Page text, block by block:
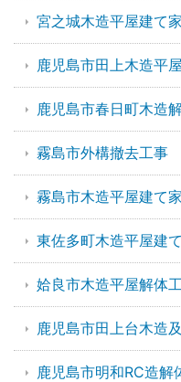
宮之城木造平屋建て
鹿児島市田上木造平
鹿児島市春日町木造
霧島市外構撤去工事
霧島市木造平屋建て
東佐多町木造平屋建
姶良市木造平屋解体
鹿児島市田上台木造
鹿児島市明和RC造解